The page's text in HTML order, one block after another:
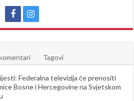
Tagovi
Federalna televizija će prenositi
Bosne i Hercegovine na Svjetskom